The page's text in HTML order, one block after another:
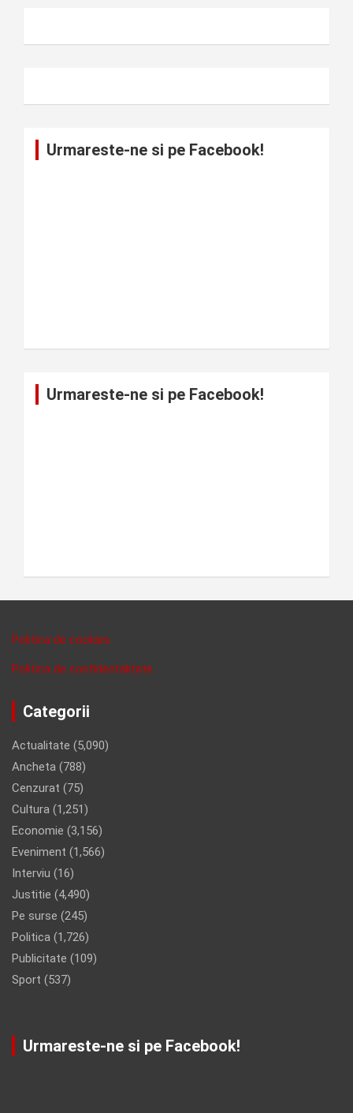
Urmareste-ne si pe Facebook!
Urmareste-ne si pe Facebook!
Politica de cookies
Politica de confidentalitate
Categorii
Actualitate (5,090)
Ancheta (788)
Cenzurat (75)
Cultura (1,251)
Economie (3,156)
Eveniment (1,566)
Interviu (16)
Justitie (4,490)
Pe surse (245)
Politica (1,726)
Publicitate (109)
Sport (537)
Urmareste-ne si pe Facebook!